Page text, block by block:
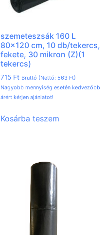
szemeteszsák 160 L
80×120 cm, 10 db/tekercs,
fekete, 30 mikron (Z)(1
tekercs)
715 Ft Bruttó (Nettó: 563 Ft)
Nagyobb mennyiség esetén kedvezőbb
árért kérjen ajánlatot!
Kosárba teszem